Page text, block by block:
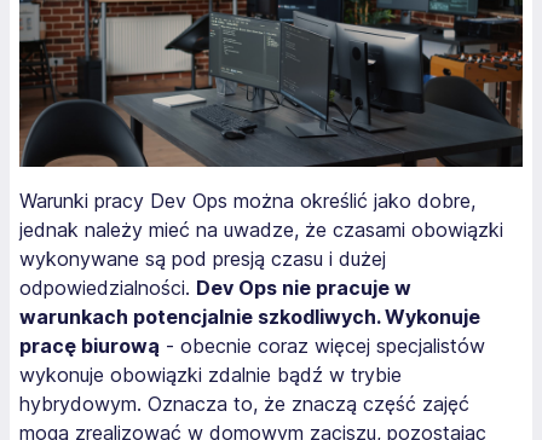
Warunki pracy Dev Ops można określić jako dobre,
jednak należy mieć na uwadze, że czasami obowiązki
wykonywane są pod presją czasu i dużej
odpowiedzialności. Dev Ops nie pracuje w
warunkach potencjalnie szkodliwych. Wykonuje
pracę biurową - obecnie coraz więcej specjalistów
wykonuje obowiązki zdalnie bądź w trybie
hybrydowym. Oznacza to, że znaczą część zajęć
mogą zrealizować w domowym zaciszu, pozostając